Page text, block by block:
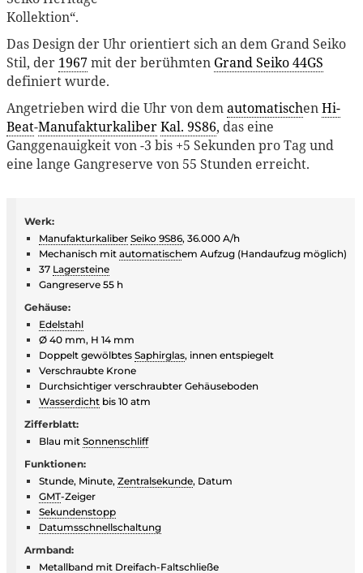
Kollektion“.
Das Design der Uhr orientiert sich an dem Grand Seiko
Stil, der 1967mit der berühmten Grand Seiko 44GS
definiert wurde.
Angetrieben wird die Uhr von demautomatischenHi-
Beat-ManufakturkaliberKal. 9S86, das eine
Ganggenauigkeit von -3 bis +5 Sekunden pro Tag und
eine lange Gangreserve von 55 Stunden erreicht.
Werk:
Manufakturkaliber Seiko 9S86, 36.000 A/h
Mechanisch mit automatischem Aufzug (Handaufzug möglich)
37 Lagersteine
Gangreserve 55 h
Gehäuse:
Edelstahl
Ø 40 mm, H 14 mm
Doppelt gewölbtes Saphirglas, innen entspiegelt
Verschraubte Krone
Durchsichtiger verschraubter Gehäuseboden
Wasserdicht bis 10 atm
Zifferblatt:
Blau mit Sonnenschliff
Funktionen:
Stunde, Minute, Zentralsekunde, Datum
GMT-Zeiger
Sekundenstopp
Datumsschnellschaltung
Armband:
Metallband mit Dreifach-Faltschließe